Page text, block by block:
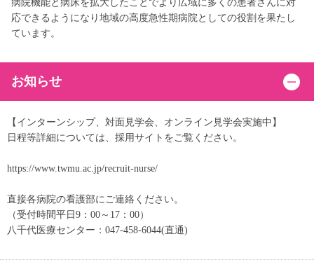
病院機能と病床を拡大したことでより広域に多くの患者さんに対
応できるようになり地域の高度急性期病院としての役割を果たし
ています。
お知らせ
【インターンシップ、対面見学会、オンライン見学会実施中】
日程等詳細については、採用サイトをご覧ください。
https://www.twmu.ac.jp/recruit-nurse/
直接各病院の看護部にご連絡ください。
（受付時間平日9：00～17：00）
八千代医療センター：047-458-6044(直通)